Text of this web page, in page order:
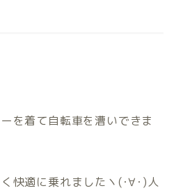
を着て自転車を漕いできま
快適に乗れましたヽ(･∀･)人